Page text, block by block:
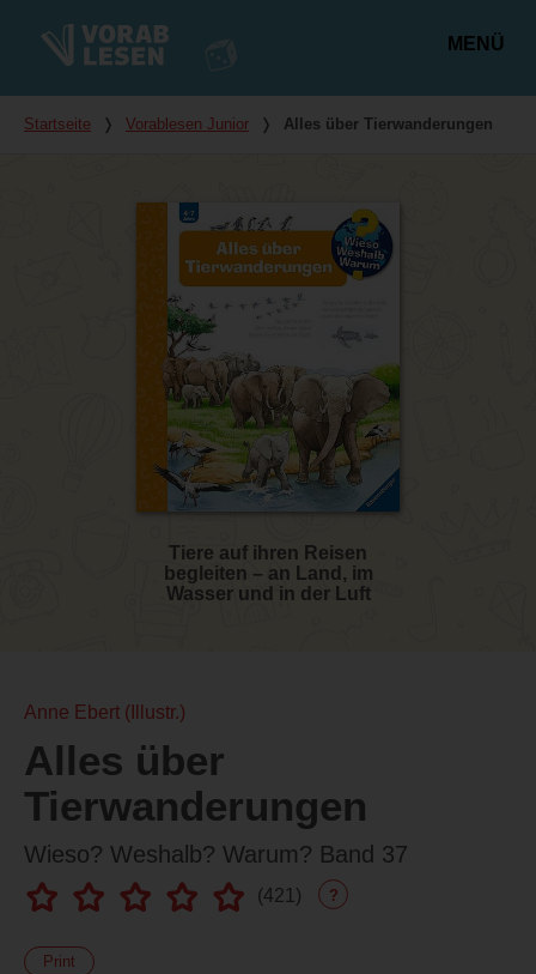
MENÜ
Du bist hier
Startseite ❭ Vorablesen Junior ❭ Alles über Tierwanderungen
Tiere auf ihren Reisen
begleiten – an Land, im
Wasser und in der Luft
Anne Ebert (Illustr.)
Alles über
Tierwanderungen
Wieso? Weshalb? Warum? Band 37
(421 ) ?
Print